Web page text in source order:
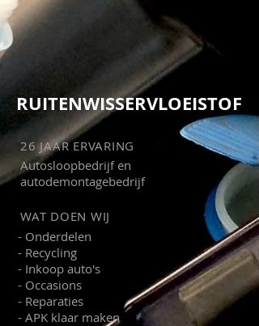
RUITENWISSERVLOEISTOF
26 JAAR ERVARING
WAT DOEN WIJ
Autosloopbedrijf en
autodemontagebedrijf
- Onderdelen
- Recycling
- Inkoop auto's
- Occasions
- Reparaties
- APK klaar maken